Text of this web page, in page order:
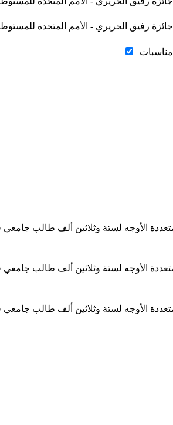
جائزة رفيق الحريري - الأمم المتحدة
الأوجه لستة وثلاثين ألف طالب
الأوجه لستة وثلاثين ألف طالب
الأوجه لستة وثلاثين ألف طالب